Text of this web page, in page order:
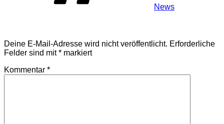
News
Deine E-Mail-Adresse wird nicht veröffentlicht. Erforderliche
Felder sind mit* markiert
Kommentar *